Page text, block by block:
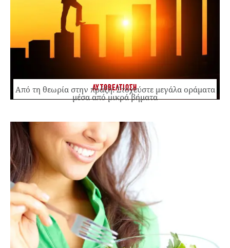
ΑΥΤΟΒΕΛΤΙΩΣΗ
Από τη θεωρία στην πράξη: Στοχεύστε μεγάλα οράματα
μέσα από μικρά βήματα